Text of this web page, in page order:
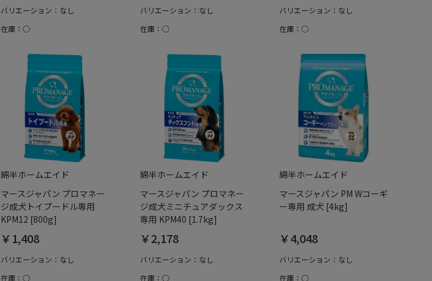
バリエーション：なし
在庫：○
バリエーション：なし
在庫：○
バリエーション：なし
在庫：○
綿半ホームエイド
マースジャパン プロマネー
ジ成犬トイプードル専用
KPM12 [800g]
￥1,408
バリエーション：なし
在庫：○
綿半ホームエイド
マースジャパン プロマネー
ジ成犬ミニチュアダックス
専用 KPM40 [1.7kg]
￥2,178
バリエーション：なし
在庫：○
綿半ホームエイド
マースジャパン PM Wコーギ
ー専用 成犬 [4kg]
￥4,048
バリエーション：なし
在庫：○